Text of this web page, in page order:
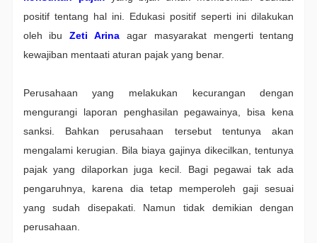
positif tentang hal ini. Edukasi positif seperti ini dilakukan
oleh ibuZeti Arina agar masyarakat mengerti tentang
kewajiban mentaati aturan pajak yang benar.
Perusahaan yang melakukan kecurangan dengan
mengurangi laporan penghasilan pegawainya, bisa kena
sanksi. Bahkan perusahaan tersebut tentunya akan
mengalami kerugian. Bila biaya gajinya dikecilkan, tentunya
pajak yang dilaporkan juga kecil. Bagi pegawai tak ada
pengaruhnya, karena dia tetap memperoleh gaji sesuai
yang sudah disepakati. Namun tidak demikian dengan
perusahaan.